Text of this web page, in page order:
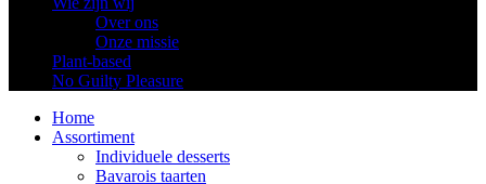
Over ons
Onze missie
Plant-based
No Guilty Pleasure
Home
Assortiment
Individuele desserts
Bavarois taarten